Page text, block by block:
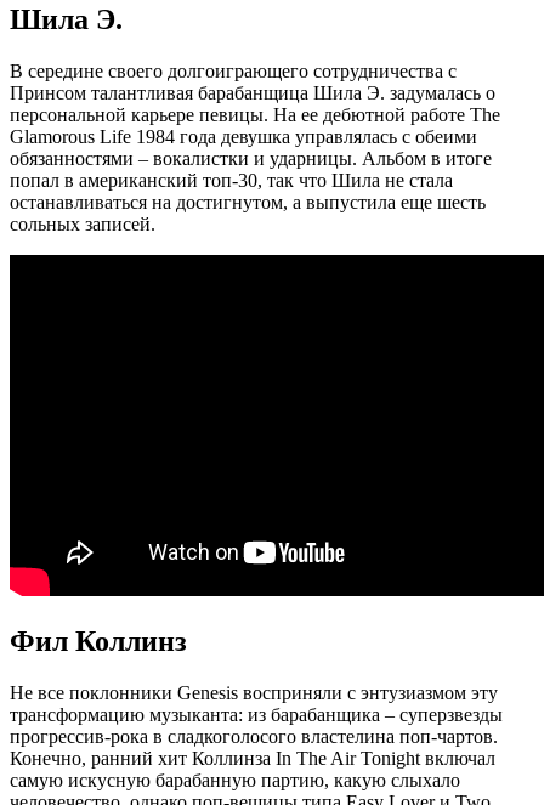
Шила Э.
В середине своего долгоиграющего сотрудничества с
Принсом талантливая барабанщица Шила Э. задумалась о
персональной карьере певицы. На ее дебютной работе The
Glamorous Life 1984 года девушка управлялась с обеими
обязанностями – вокалистки и ударницы. Альбом в итоге
попал в американский топ-30, так что Шила не стала
останавливаться на достигнутом, а выпустила еще шесть
сольных записей.
Фил Коллинз
Не все поклонники Genesis восприняли с энтузиазмом эту
трансформацию музыканта: из барабанщика ‒ суперзвезды
прогрессив-рока в сладкоголосого властелина поп-чартов.
Конечно, ранний хит Коллинза In The Air Tonight включал
самую искусную барабанную партию, какую слыхало